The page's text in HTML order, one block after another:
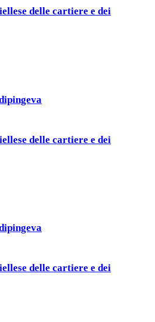
delle cartiere e dei
delle cartiere e dei
delle cartiere e dei